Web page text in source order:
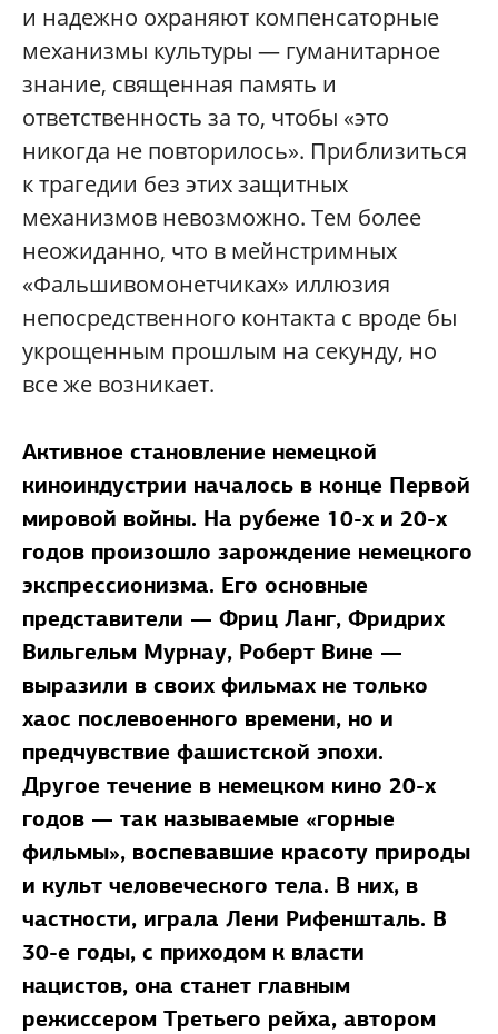
и надежно охраняют компенсаторные
механизмы культуры — гуманитарное
знание, священная память и
ответственность за то, чтобы «это
никогда не повторилось». Приблизиться
к трагедии без этих защитных
механизмов невозможно. Тем более
неожиданно, что в мейнстримных
«Фальшивомонетчиках» иллюзия
непосредственного контакта с вроде бы
укрощенным прошлым на секунду, но
все же возникает.
Активное становление немецкой
киноиндустрии началось в конце Первой
мировой войны. На рубеже 10-х и 20-х
годов произошло зарождение немецкого
экспрессионизма. Его основные
представители — Фриц Ланг, Фридрих
Вильгельм Мурнау, Роберт Вине —
выразили в своих фильмах не только
хаос послевоенного времени, но и
предчувствие фашистской эпохи.
Другое течение в немецком кино 20-х
годов — так называемые «горные
фильмы», воспевавшие красоту природы
и культ человеческого тела. В них, в
частности, играла Лени Рифеншталь. В
30-е годы, с приходом к власти
нацистов, она станет главным
режиссером Третьего рейха, автором